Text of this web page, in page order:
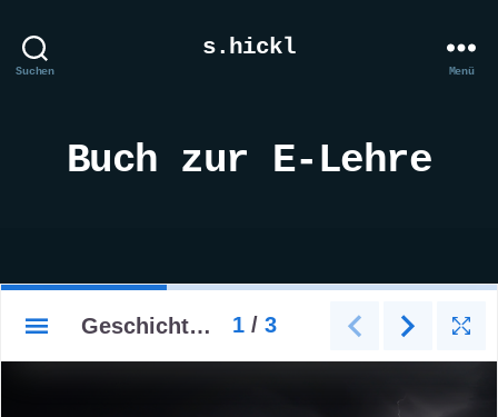
Suchen
s.hickl
Menü
Buch zur E-Lehre